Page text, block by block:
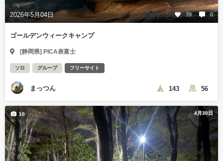
2026年5月04日 39 0
ゴールデンウィークキャンプ
[静岡県] PICA表富士
ソロ グループ フリーサイト
まっつん 143 56
4月30日
10